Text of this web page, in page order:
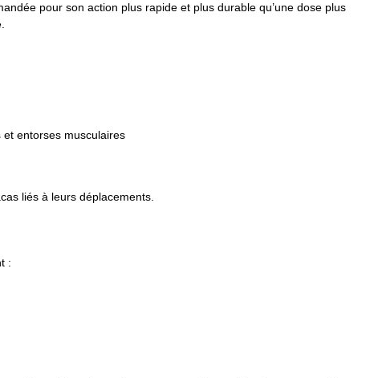
pour son action plus rapide et plus durable qu’une dose plus
entorses musculaires
liés à leurs déplacements.
: